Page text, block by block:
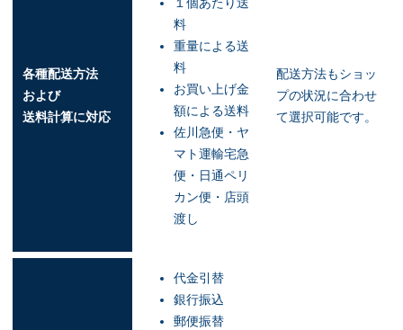
各種配送方法
および
送料計算に対応
１個あたり送
料
重量による送
料
お買い上げ金
額による送料
佐川急便・ヤ
マト運輸宅急
便・日通ペリ
カン便・店頭
渡し
配送方法もショッ
プの状況に合わせ
て選択可能です。
代金引替
銀行振込
郵便振替